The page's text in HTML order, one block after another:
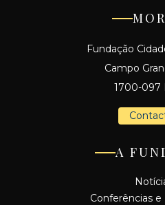
Fundação
Campo
1700-097
A
Conferências e